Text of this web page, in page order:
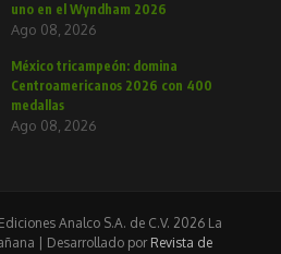
uno en el Wyndham 2026
Ago 08, 2026
México tricampeón: domina
Centroamericanos 2026 con 400
medallas
Ago 08, 2026
Analco S.A. de C.V. 2026 La
| Desarrollado por Revista de